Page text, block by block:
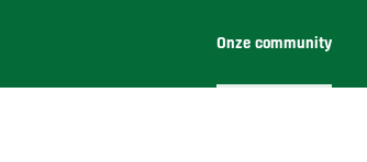
Onze community